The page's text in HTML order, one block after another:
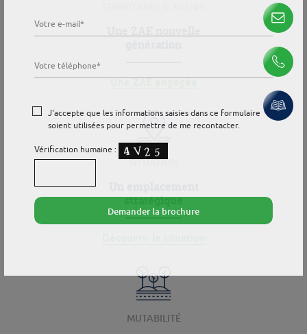
Une ZAE engagée
SITUATION
stratégique
MUTABILITÉ
Veuillez
laisser
champ
J'accepte que les informations saisies dans ce formulaire
soient utilisées pour permettre de me recontacter.
Vérification humaine :
Demander la brochure